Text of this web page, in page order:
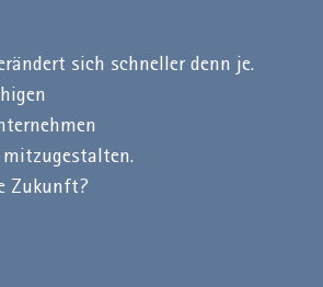
sich schneller denn je.
Zukunft?